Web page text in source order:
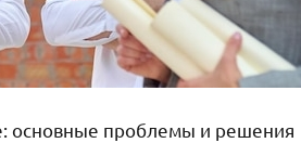
основные проблемы и решения